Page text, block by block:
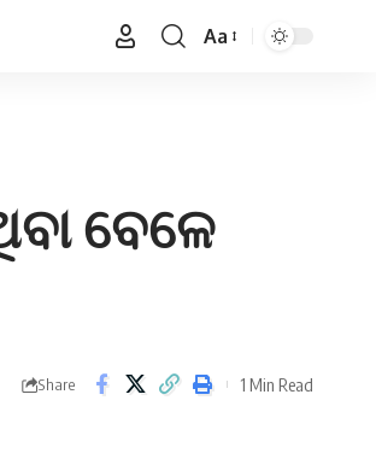
Font
Aa
ବେଳେ
Share 1 Min Read